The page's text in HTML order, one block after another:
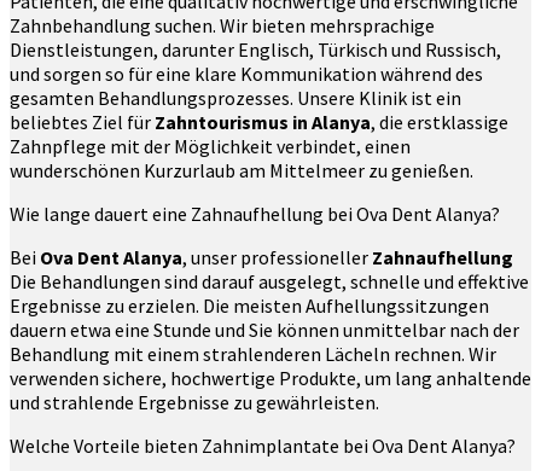
Zahnbehandlung suchen. Wir bieten mehrsprachige
Dienstleistungen, darunter Englisch, Türkisch und Russisch,
und sorgen so für eine klare Kommunikation während des
gesamten Behandlungsprozesses. Unsere Klinik ist ein
beliebtes Ziel für Zahntourismus in Alanya, die erstklassige
Zahnpflege mit der Möglichkeit verbindet, einen
wunderschönen Kurzurlaub am Mittelmeer zu genießen.
Wie lange dauert eine Zahnaufhellung bei Ova Dent Alanya?
Bei Ova Dent Alanya, unser professioneller Zahnaufhellung
Die Behandlungen sind darauf ausgelegt, schnelle und effektive
Ergebnisse zu erzielen. Die meisten Aufhellungssitzungen
dauern etwa eine Stunde und Sie können unmittelbar nach der
Behandlung mit einem strahlenderen Lächeln rechnen. Wir
verwenden sichere, hochwertige Produkte, um lang anhaltende
und strahlende Ergebnisse zu gewährleisten.
Welche Vorteile bieten Zahnimplantate bei Ova Dent Alanya?